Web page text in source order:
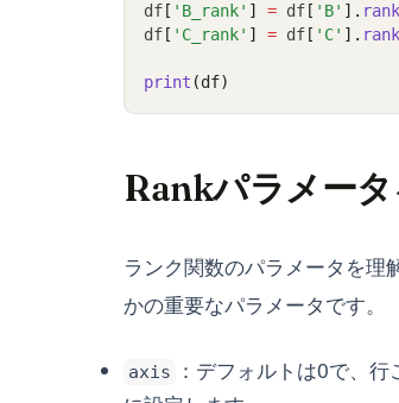
df [ 'B_rank' ] = df [ 'B' ]. rank
df [ 'C_rank' ] = df [ 'C' ]. rank
print (df)
Rankパラメー
ランク関数のパラメータを理
かの重要なパラメータです。
axis ：デフォルトは0で、